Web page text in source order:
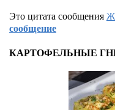
Это цитата сообщения
сообщение
КАРТОФЕЛЬНЫЕ